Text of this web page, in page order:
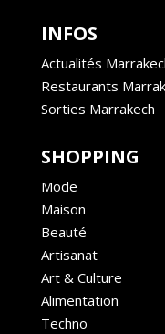
INFOS
Actualités
Restaurants
Sorties Marrakech
SHOPPING
Mode
Maison
Beauté
Artisanat
Art & Culture
Alimentation
Techno